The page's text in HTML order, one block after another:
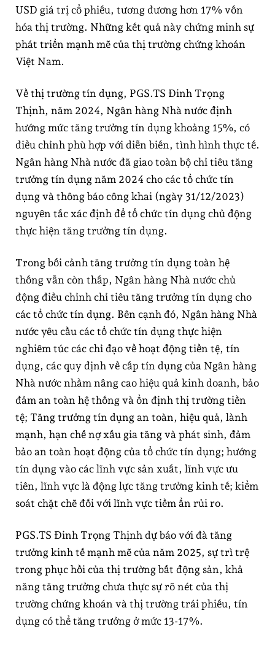
USD giá trị cổ phiếu, tương đương hơn 17% vốn
hóa thị trường. Những kết quả này chứng minh sự
phát triển mạnh mẽ của thị trường chứng khoán
Việt Nam.
Về thị trường tín dụng, PGS.TS Đinh Trọng
Thịnh, năm 2024, Ngân hàng Nhà nước định
hướng mức tăng trưởng tín dụng khoảng 15%, có
điều chỉnh phù hợp với diễn biến, tình hình thực tế.
Ngân hàng Nhà nước đã giao toàn bộ chỉ tiêu tăng
trưởng tín dụng năm 2024 cho các tổ chức tín
dụng và thông báo công khai (ngày 31/12/2023)
nguyên tắc xác định để tổ chức tín dụng chủ động
thực hiện tăng trưởng tín dụng.
Trong bối cảnh tăng trưởng tín dụng toàn hệ
thống vẫn còn thấp, Ngân hàng Nhà nước chủ
động điều chỉnh chỉ tiêu tăng trưởng tín dụng cho
các tổ chức tín dụng. Bên cạnh đó, Ngân hàng Nhà
nước yêu cầu các tổ chức tín dụng thực hiện
nghiêm túc các chỉ đạo về hoạt động tiền tệ, tín
dụng, các quy định về cấp tín dụng của Ngân hàng
Nhà nước nhằm nâng cao hiệu quả kinh doanh, bảo
đảm an toàn hệ thống và ổn định thị trường tiền
tệ; Tăng trưởng tín dụng an toàn, hiệu quả, lành
mạnh, hạn chế nợ xấu gia tăng và phát sinh, đảm
bảo an toàn hoạt động của tổ chức tín dụng; hướng
tín dụng vào các lĩnh vực sản xuất, lĩnh vực ưu
tiên, lĩnh vực là động lực tăng trưởng kinh tế; kiểm
soát chặt chẽ đối với lĩnh vực tiềm ẩn rủi ro.
PGS.TS Đinh Trọng Thịnh dự báo với đà tăng
trưởng kinh tế mạnh mẽ của năm 2025, sự trì trệ
trong phục hồi của thị trường bất động sản, khả
năng tăng trưởng chưa thực sự rõ nét của thị
trường chứng khoán và thị trường trái phiếu, tín
dụng có thể tăng trưởng ở mức 13-17%.